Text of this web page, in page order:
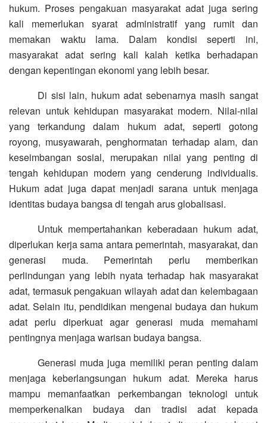
hukum. Proses pengakuan masyarakat adat juga sering
kali memerlukan syarat administratif yang rumit dan
memakan waktu lama. Dalam kondisi seperti ini,
masyarakat adat sering kali kalah ketika berhadapan
dengan kepentingan ekonomi yang lebih besar.
Di sisi lain, hukum adat sebenarnya masih sangat
relevan untuk kehidupan masyarakat modern. Nilai-nilai
yang terkandung dalam hukum adat, seperti gotong
royong, musyawarah, penghormatan terhadap alam, dan
keseimbangan sosial, merupakan nilai yang penting di
tengah kehidupan modern yang cenderung individualis.
Hukum adat juga dapat menjadi sarana untuk menjaga
identitas budaya bangsa di tengah arus globalisasi.
Untuk mempertahankan keberadaan hukum adat,
diperlukan kerja sama antara pemerintah, masyarakat, dan
generasi muda. Pemerintah perlu memberikan
perlindungan yang lebih nyata terhadap hak masyarakat
adat, termasuk pengakuan wilayah adat dan kelembagaan
adat. Selain itu, pendidikan mengenai budaya dan hukum
adat perlu diperkuat agar generasi muda memahami
pentingnya menjaga warisan budaya bangsa.
Generasi muda juga memiliki peran penting dalam
menjaga keberlangsungan hukum adat. Mereka harus
mampu memanfaatkan perkembangan teknologi untuk
memperkenalkan budaya dan tradisi adat kepada